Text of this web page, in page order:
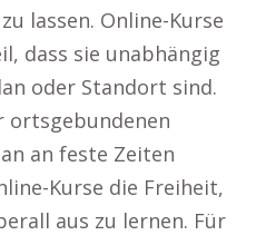
lassen. Online-Kurse
dass sie unabhängig
oder Standort sind.
ortsgebundenen
an feste Zeiten
Kurse die Freiheit,
aus zu lernen. Für